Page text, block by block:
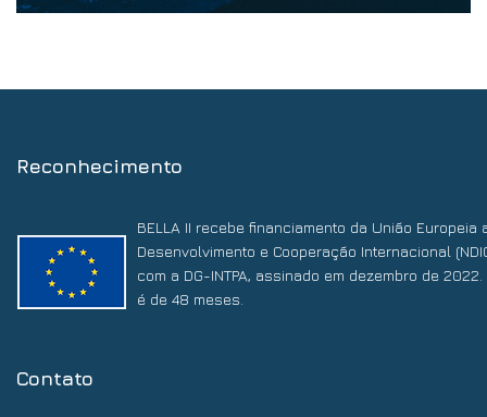
Reconhecimento
BELLA II recebe financiamento da União
Desenvolvimento e Cooperação Internacional